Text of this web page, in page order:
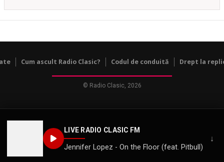
LIVE RADIO CLASIC FM
Jennifer Lopez - On the Floor (feat. Pitbull)
↓
Cum ascult Radio Clasic? Codul de conduită Drept la
© Radio Clasic, 2026